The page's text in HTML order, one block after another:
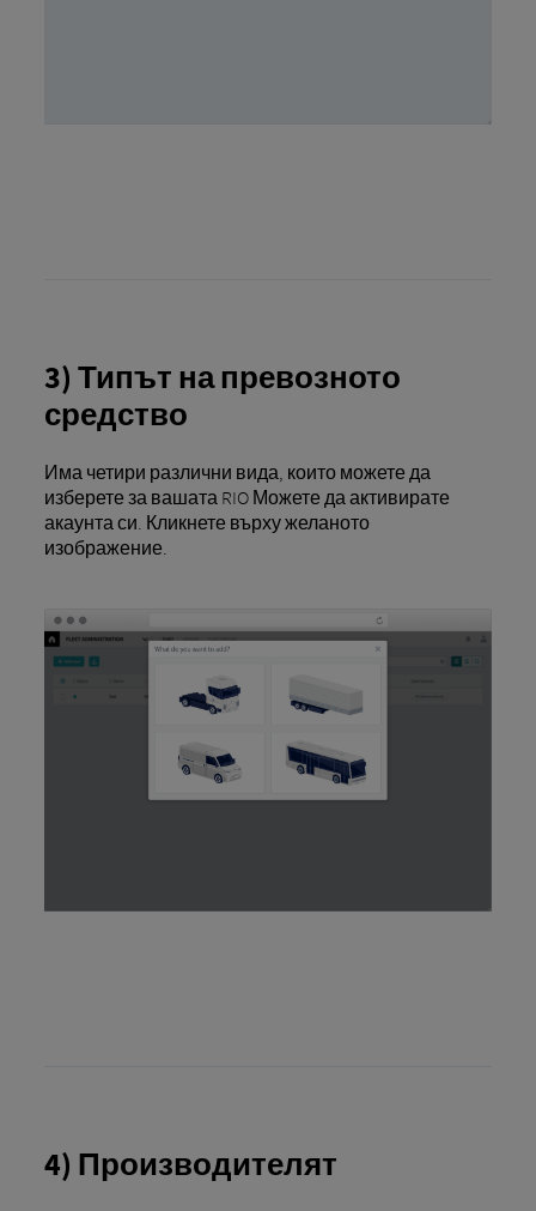
3) Типът на превозното
средство
Има четири различни вида, които можете да
изберете за вашата RIO Можете да активирате
акаунта си. Кликнете върху желаното
изображение.
4) Производителят